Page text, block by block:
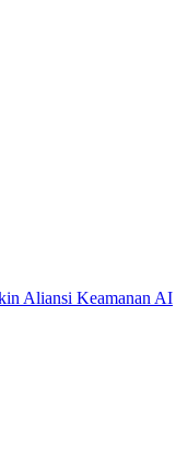
Aliansi Keamanan AI